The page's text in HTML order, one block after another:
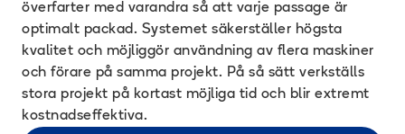
överfarter med varandra så att varje passage är
optimalt packad. Systemet säkerställer högsta
kvalitet och möjliggör användning av flera maskiner
och förare på samma projekt. På så sätt verkställs
stora projekt på kortast möjliga tid och blir extremt
kostnadseffektiva.